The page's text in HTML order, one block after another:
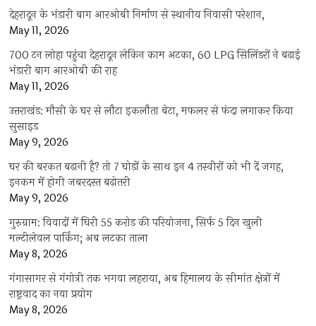
देहरादून के भंडारी बाग आरओबी निर्माण से स्थानीय निवासी परेशान,
May 11, 2026
700 टन लोहा पहुंचा देहरादून लेकिन काम अटका, 60 LPG सिलिंडरों ने बढ़ाई
भंडारी बाग आरओबी की राह
May 11, 2026
उत्तराखंड: मौसी के घर से लौटा इकलौता बेटा, मफलर से फंदा लगाकर किया
सुसाइड
May 9, 2026
घर की बरकत बढ़ानी है? तो 7 घोड़ों के साथ इन 4 तस्वीरों को भी दें जगह,
इनकम में होगी जबरदस्त बढ़ोतरी
May 9, 2026
गुरुग्राम: विवादों में घिरी 55 करोड़ की परियोजना, सिर्फ 5 दिन खुली
मल्टीलेवल पार्किंग; अब लटका ताला
May 8, 2026
गंगासागर से गंगोत्री तक भगवा लहराया, अब हिमालय के सीमांत क्षेत्रों में
राष्ट्रवाद का नया प्रयोग
May 8, 2026